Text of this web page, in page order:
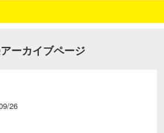
ーカイブページ
26